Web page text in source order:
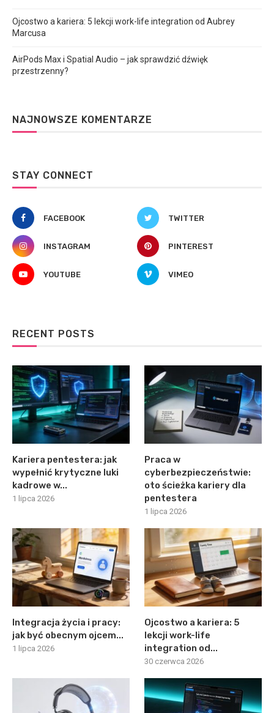
Ojcostwo a kariera: 5 lekcji work-life integration od Aubrey
Marcusa
AirPods Max i Spatial Audio – jak sprawdzić dźwięk
przestrzenny?
NAJNOWSZE KOMENTARZE
STAY CONNECT
FACEBOOK TWITTER
INSTAGRAM PINTEREST
YOUTUBE VIMEO
RECENT POSTS
Kariera pentestera: jak
wypełnić krytyczne luki
kadrowe w...
1 lipca 2026
Praca w
cyberbezpieczeństwie:
oto ścieżka kariery dla
pentestera
1 lipca 2026
Integracja życia i pracy:
jak być obecnym ojcem...
1 lipca 2026
Ojcostwo a kariera: 5
lekcji work-life
integration od...
30 czerwca 2026